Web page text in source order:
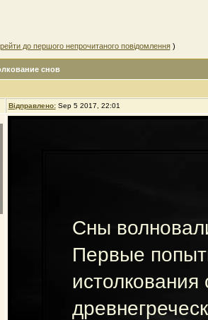
до першого непрочитаного повідомлення)
снов
Відправлено: Sep 5 2017, 22:01
Сны
Первые